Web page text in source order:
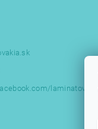
laminatove